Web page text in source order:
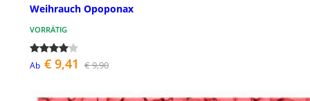
Weihrauch Opoponax
VORRÄTIG
Ab € 9,41 € 9,90